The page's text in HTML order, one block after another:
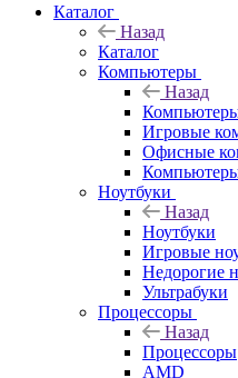
Каталог
Назад
Каталог
Компьютеры
Назад
Игровые
Офисные
Ноутбуки
Назад
Ноутбуки
Игровые
Недорогие
Ультрабуки
Процессоры
Назад
Процессоры
AMD